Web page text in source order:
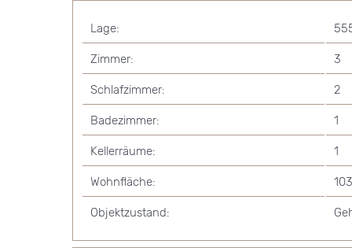
Lage:
Zimmer: 3
Schlafzimmer: 2
Badezimmer: 1
Kellerräume: 1
Wohnfläche:
Objektzustand: